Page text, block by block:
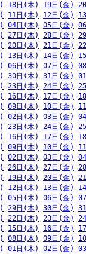
18日(木) 19日(金)
11日(木) 12日(金)
04日(木) 05日(金)
27日(木) 28日(金)
20日(木) 21日(金)
13日(木) 14日(金)
06日(木) 07日(金)
30日(木) 31日(金)
23日(木) 24日(金)
16日(木) 17日(金)
09日(木) 10日(金)
02日(木) 03日(金)
23日(木) 24日(金)
16日(木) 17日(金)
09日(木) 10日(金)
02日(木) 03日(金)
26日(木) 27日(金)
19日(木) 20日(金)
12日(木) 13日(金)
05日(木) 06日(金)
29日(木) 30日(金)
22日(木) 23日(金)
15日(木) 16日(金)
08日(木) 09日(金)
01日(木) 02日(金)